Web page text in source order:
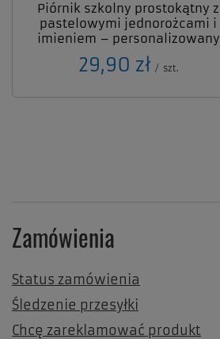
Piórnik szkolny prostokątny z
pastelowymi jednorożcami i
imieniem – personalizowany
29,90 zł / szt.
Zamówienia
Status zamówienia
Śledzenie przesyłki
Chcę zareklamować produkt